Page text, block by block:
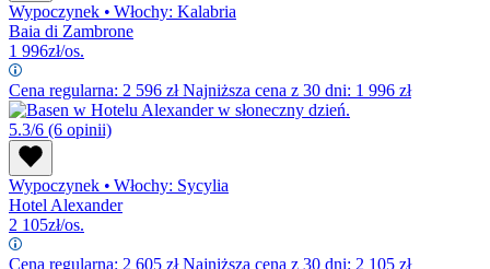
Wypoczynek • Włochy: Kalabria
Baia di Zambrone
1 996zł/os.
Cena regularna: 2 596 złNajniższa cena z 30 dni: 1 996 zł
5.3/6 (6 opinii)
Wypoczynek • Włochy: Sycylia
Hotel Alexander
2 105zł/os.
Cena regularna: 2 605 złNajniższa cena z 30 dni: 2 105 zł